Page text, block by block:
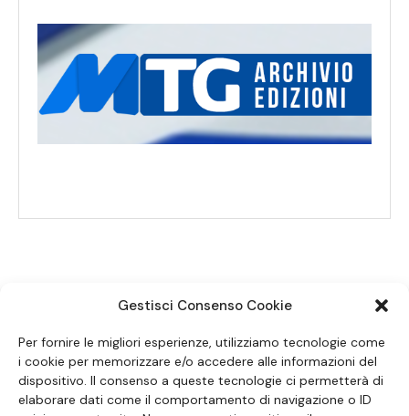
Gestisci Consenso Cookie
Per fornire le migliori esperienze, utilizziamo tecnologie come
i cookie per memorizzare e/o accedere alle informazioni del
dispositivo. Il consenso a queste tecnologie ci permetterà di
elaborare dati come il comportamento di navigazione o ID
SEGUICI SUI SOCIAL